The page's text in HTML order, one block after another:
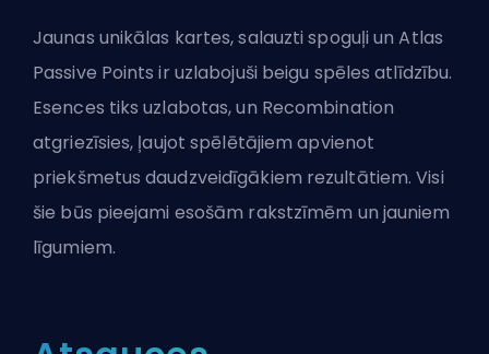
Jaunas unikālas kartes, salauzti spoguļi un Atlas
Passive Points ir uzlabojuši beigu spēles atlīdzību.
Esences tiks uzlabotas, un Recombination
atgriezīsies, ļaujot spēlētājiem apvienot
priekšmetus daudzveidīgākiem rezultātiem. Visi
šie būs pieejami esošām rakstzīmēm un jauniem
līgumiem.